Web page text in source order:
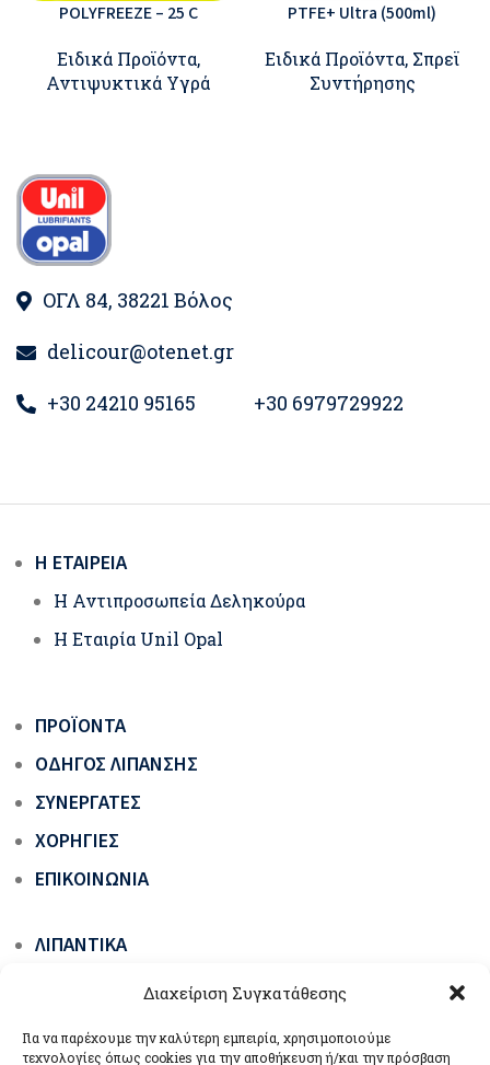
Διαχείριση Συγκατάθεσης
Για να παρέχουμε την καλύτερη εμπειρία, χρησιμοποιούμε
τεχνολογίες όπως cookies για την αποθήκευση ή/και την πρόσβαση
POLYFREEZE – 25 C
Ειδικά Προϊόντα,
Αντιψυκτικά Υγρά
PTFE+ Ultra (500ml)
Ειδικά Προϊόντα, Σπρεϊ
Συντήρησης
ΟΓΛ 84, 38221 Βόλος
delicour@otenet.gr
+30 24210 95165
+30 6979729922
Η ΕΤΑΙΡΕΊΑ
Η Αντιπροσωπεία Δεληκούρα
Η Εταιρία Unil Opal
ΠΡΟΪΌΝΤΑ
ΟΔΗΓΌΣ ΛΊΠΑΝΣΗΣ
ΣΥΝΕΡΓΆΤΕΣ
ΧΟΡΗΓΊΕΣ
ΕΠΙΚΟΙΝΩΝΊΑ
ΛΙΠΑΝΤΙΚΆ
ΓΡΆΣΑ ΟΧΗΜΆΤΩΝ & ΜΗΧΑΝΗΜΆΤΩΝ ΈΡΓΩΝ